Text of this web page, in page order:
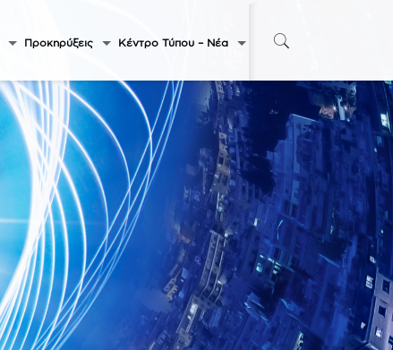
Προκηρύξεις Κέντρο Τύπου – Νέα